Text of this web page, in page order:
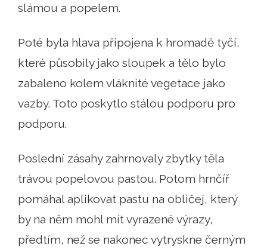
slámou a popelem.
Poté byla hlava připojena k hromadě tyčí,
které působily jako sloupek a tělo bylo
zabaleno kolem vláknité vegetace jako
vazby. Toto poskytlo stálou podporu pro
podporu.
Poslední zásahy zahrnovaly zbytky těla
trávou popelovou pastou. Potom hrnčíř
pomáhal aplikovat pastu na obličej, který
by na něm mohl mít vyrazené výrazy,
předtím, než se nakonec vytryskne černým